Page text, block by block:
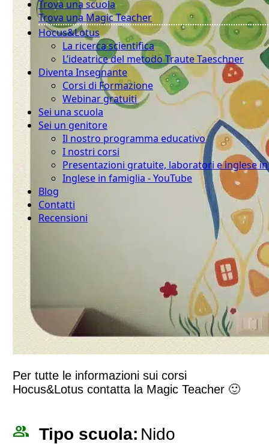
Trova una scuola
Trova una Magic Teacher
Hocus&Lotus
La ricerca scientifica
L’ideatrice del metodo Traute Taeschner
Diventa Insegnante
Corsi di Formazione
Webinar gratuiti
Sei una scuola
Sei un genitore
Il nostro programma educativo
I nostri corsi
Presentazioni gratuite, laboratori e inglese in
Inglese in famiglia - YouTube
Blog
Contatti
Recensioni
Per tutte le informazioni sui corsi
Hocus&Lotus contatta la Magic Teacher 🙂
people_outline Tipo scuola: Nido